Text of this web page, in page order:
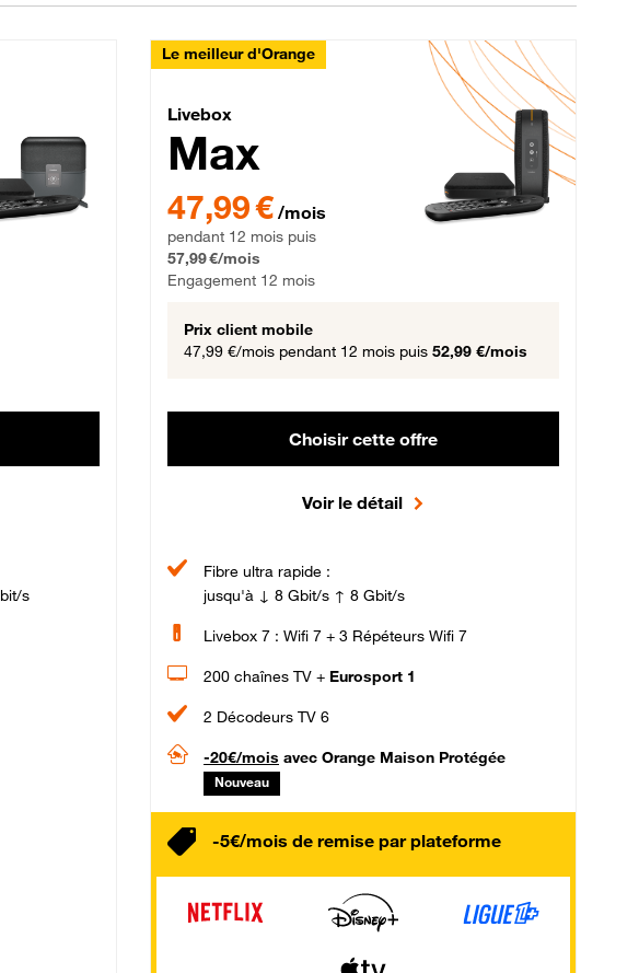
€ par mois, Engagement 12 mois
s
Le meilleur d'Orange
Livebox Max Fibre
Livebox
Max
47,99 € par mois pendant 12 mois puis 57,99 € par mois,
47,99 € /mois
pendant 12 mois puis
57,99 €/mois
Engagement 12 mois
Prix client mobile
47,99 €/mois pendant 12 mois puis 52,99 €/mois
Choisir cette offre
Voir le détail
Fibre ultra rapide :
jusqu'à ↓ 8 Gbit/s ↑ 8 Gbit/s
Livebox 7 : Wifi 7 + 3 Répéteurs Wifi 7
200 chaînes TV + Eurosport 1
2 Décodeurs TV 6
-20€/mois avec Orange Maison Protégée
Nouveau
-5€/mois de remise par plateforme